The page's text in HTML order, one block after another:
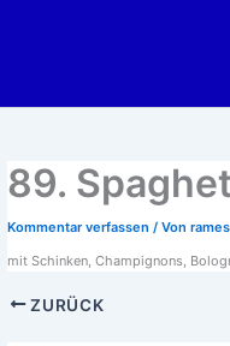
89.
Kommentar verfassen / Von rames
mit Schinken, Champignons,
ZURÜCK